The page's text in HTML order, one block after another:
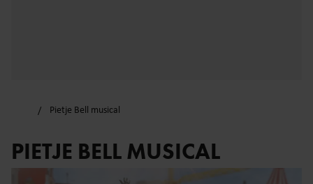
Pietje Bell musical
PIETJE BELL MUSICAL